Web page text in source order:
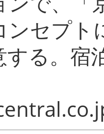
ンセプト
する。宿